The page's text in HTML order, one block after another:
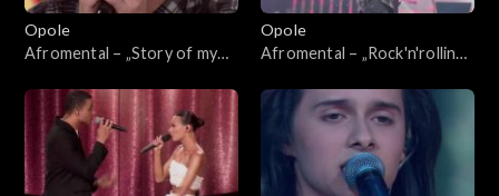
Opole
Afromental – „Story of my
„SuperJedynki”
Opole
Afromental – „Rock'n'rolling
„SuperJedynki”